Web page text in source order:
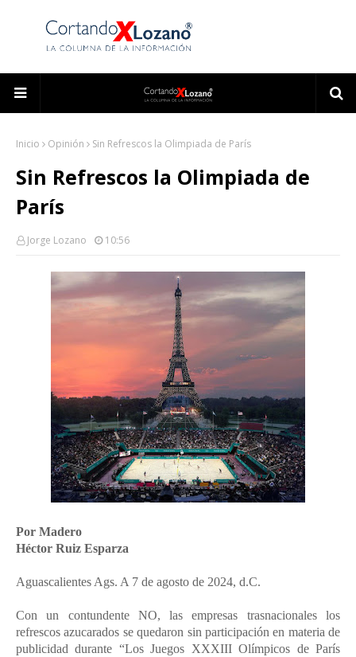
Inicio Opinión Sin Refrescos la Olimpiada de París
Sin Refrescos la Olimpiada de
París
Jorge Lozano 10:56
Por Madero
Héctor Ruiz Esparza
Aguascalientes Ags. A 7 de agosto de 2024, d.C.
Con un contundente NO, las empresas trasnacionales los
refrescos azucarados se quedaron sin participación en materia de
publicidad durante “Los Juegos XXXIII Olímpicos de París